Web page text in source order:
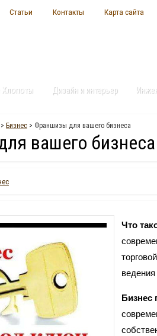
Статьи Контакты Карта сайта
Хлопоты Дизайн и интерьер
> Бизнес > Франшизы для вашего бизнеса
вашего бизнеса
Что
Бизнес